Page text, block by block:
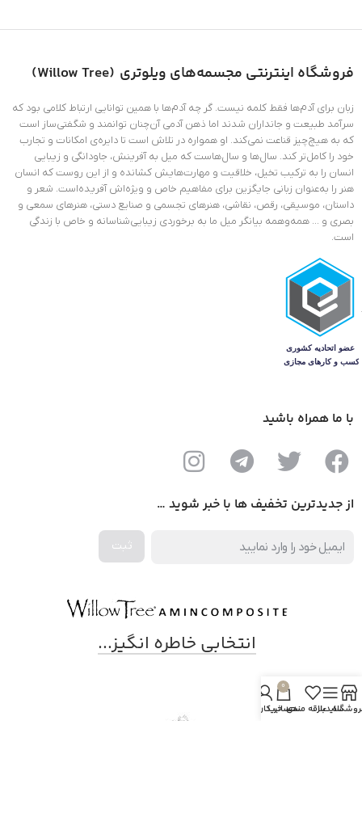
فروشگاه اینترنتی مجسمه‌های ویلوتری (Willow Tree
)
زبان برای آدم‌ها فقط کلمه نیست. گر چه آدم‌ها با همین توانایی ارتباط کلامی بود که
سرآمد طبیعت و جانداران شدند اما ذهن آدمی آن‌چنان توانمند و شگفتی‌ساز است
که به هیچ‌چیز قناعت نمی‌کند. او همواره در تلاش است تا دایره‌ی امکانات و تجارب
خود را کامل‌تر کند. سال‌ها و سال‌هاست که میل به آفرینش، جاودانگی و زیبایی
انسان را به ترکیب تخیل، خلاقیت و مهارت‌هایش کشانده و از این روست که انسان
هنر را به‌عنوان زبانی جایگزین برای مفاهیم خاص و ویژ‌ه‌اش آفریده‌است. شعر و
داستان، موسیقی، رقص، نقاشی، هنرهای تجسمی و صنایع دستی، هنرهای سمعی و
بصری و … همه‌وهمه بیانگر میل ما به برخوردی زیبایی‌شناسانه و خاص با زندگی
است.
با ما همراه باشید
از جدیدترین تخفیف ها با خبر شوید …
انتخابی خاطره انگیز...
سایدبارعلاقه مندی
0
سبد خرید
حساب کاربری من